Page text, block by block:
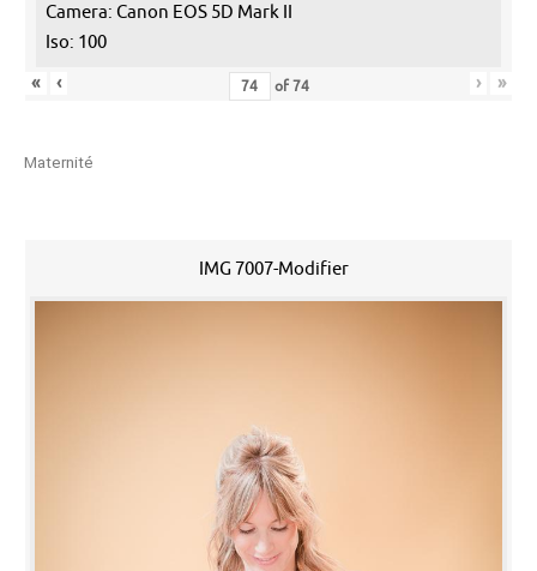
Camera: Canon EOS 5D Mark II
Iso: 100
«
‹ of74 › »
Maternité
IMG 7007-Modifier